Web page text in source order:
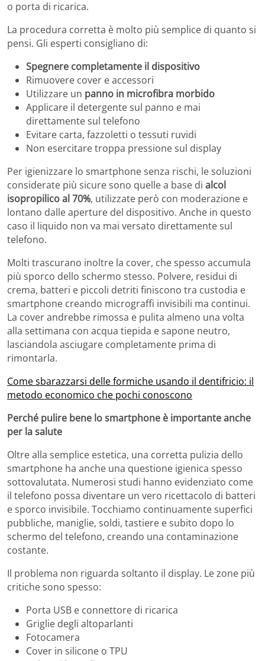
o porta di ricarica.
La procedura corretta è molto più semplice di quanto si
pensi. Gli esperti consigliano di:
Spegnere completamente il dispositivo
Rimuovere cover e accessori
Utilizzare un panno in microfibra morbido
Applicare il detergente sul panno e mai
direttamente sul telefono
Evitare carta, fazzoletti o tessuti ruvidi
Non esercitare troppa pressione sul display
Per igienizzare lo smartphone senza rischi, le soluzioni
considerate più sicure sono quelle a base di alcol
isopropilico al 70%, utilizzate però con moderazione e
lontano dalle aperture del dispositivo. Anche in questo
caso il liquido non va mai versato direttamente sul
telefono.
Molti trascurano inoltre la cover, che spesso accumula
più sporco dello schermo stesso. Polvere, residui di
crema, batteri e piccoli detriti finiscono tra custodia e
smartphone creando micrograffi invisibili ma continui.
La cover andrebbe rimossa e pulita almeno una volta
alla settimana con acqua tiepida e sapone neutro,
lasciandola asciugare completamente prima di
rimontarla.
Come sbarazzarsi delle formiche usando il dentifricio: il
metodo economico che pochi conoscono
Perché pulire bene lo smartphone è importante anche
per la salute
Oltre alla semplice estetica, una corretta pulizia dello
smartphone ha anche una questione igienica spesso
sottovalutata. Numerosi studi hanno evidenziato come
il telefono possa diventare un vero ricettacolo di batteri
e sporco invisibile. Tocchiamo continuamente superfici
pubbliche, maniglie, soldi, tastiere e subito dopo lo
schermo del telefono, creando una contaminazione
costante.
Il problema non riguarda soltanto il display. Le zone più
critiche sono spesso:
Porta USB e connettore di ricarica
Griglie degli altoparlanti
Fotocamera
Cover in silicone o TPU